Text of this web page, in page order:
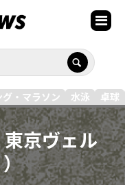
グ・マラソン 水泳 卓球
東京ヴェル